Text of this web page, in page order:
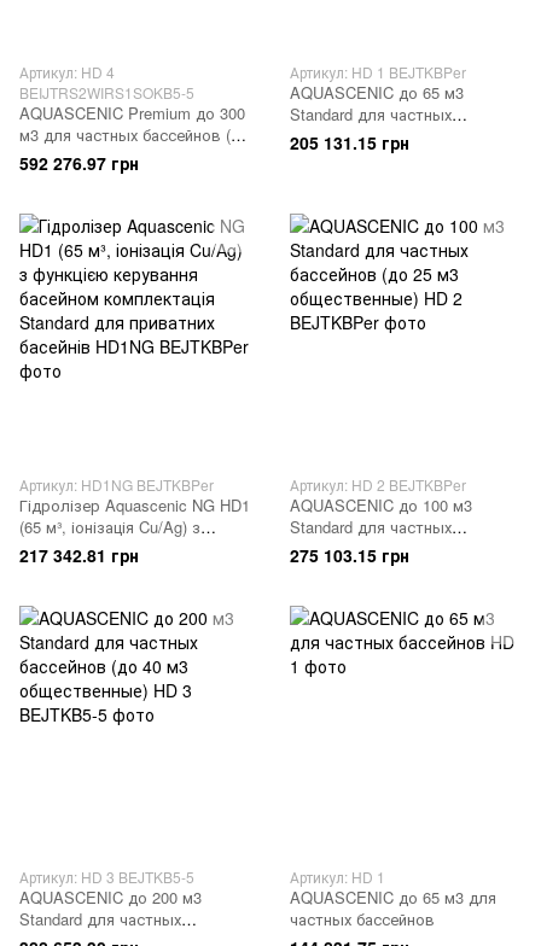
Артикул: HD 4
BEIJTRS2WIRS1SOKB5-5
AQUASCENIC Premium до 300
м3 для частных бассейнов (до
65 м3 общественные)
592 276.97 грн
Артикул: HD 1 BEJTKBPer
AQUASCENIC до 65 м3
Standard для частных
бассейнов
205 131.15 грн
Артикул: HD1NG BEJTKBPer
Гідролізер Aquascenic NG HD1
(65 м³, іонізація Cu/Ag) з
функцією керування басейном
комплектація Standard для
217 342.81 грн
Артикул: HD 2 BEJTKBPer
AQUASCENIC до 100 м3
Standard для частных
бассейнов (до 25 м3
общественные)
275 103.15 грн
Артикул: HD 3 BEJTKB5-5
AQUASCENIC до 200 м3
Standard для частных
бассейнов (до 40 м3
Артикул: HD 1
AQUASCENIC до 65 м3 для
частных бассейнов